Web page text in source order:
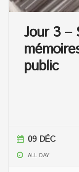
Jour 3 –
public
09 DÉC
ALL DAY